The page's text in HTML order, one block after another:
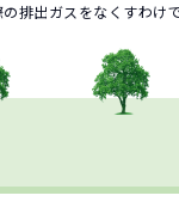
排出ガスをなくすわけ